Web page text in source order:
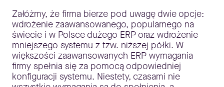
Załóżmy, że firma bierze pod uwagę dwie opcje:
wdrożenie zaawansowanego, popularnego na
świecie i w Polsce dużego ERP oraz wdrożenie
mniejszego systemu z tzw. niższej półki. W
większości zaawansowanych ERP wymagania
firmy spełnia się za pomocą odpowiedniej
konfiguracji systemu. Niestety, czasami nie